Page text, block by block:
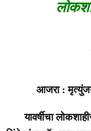
आजरा : मृत्युंजय
यावर्षीचा